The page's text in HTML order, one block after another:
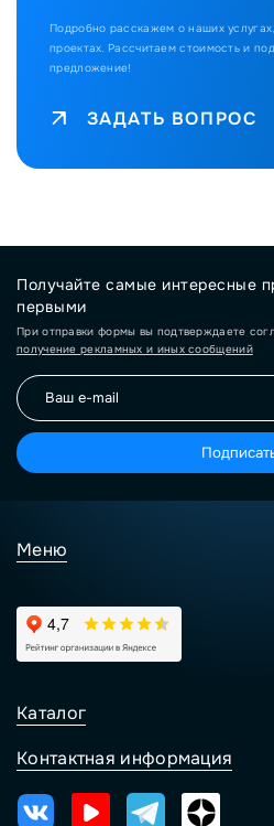
Подробно расскажем о наших
проектах. Рассчитаем стоимость и
предложение!
ЗАДАТЬ ВОПРОС
Получайте самые интересные
первыми
При отправки формы вы подтверждаете
получение рекламных и иных сообщений
Меню
Каталог
Контактная информация